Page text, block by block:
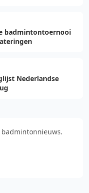
badmintontoernooi
Nederlandse